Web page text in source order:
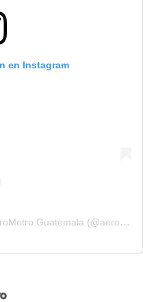
en Instagram
Una publicación compartida por AeroMetro Guatemala (@aerometrogt)